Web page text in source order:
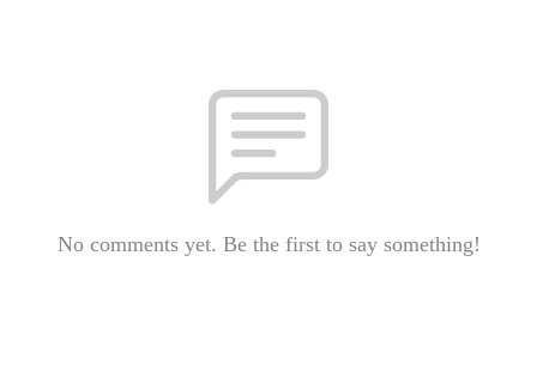
No comments yet. Be the first to say something!